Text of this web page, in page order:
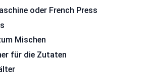
oder French Press
Mischen
für die Zutaten